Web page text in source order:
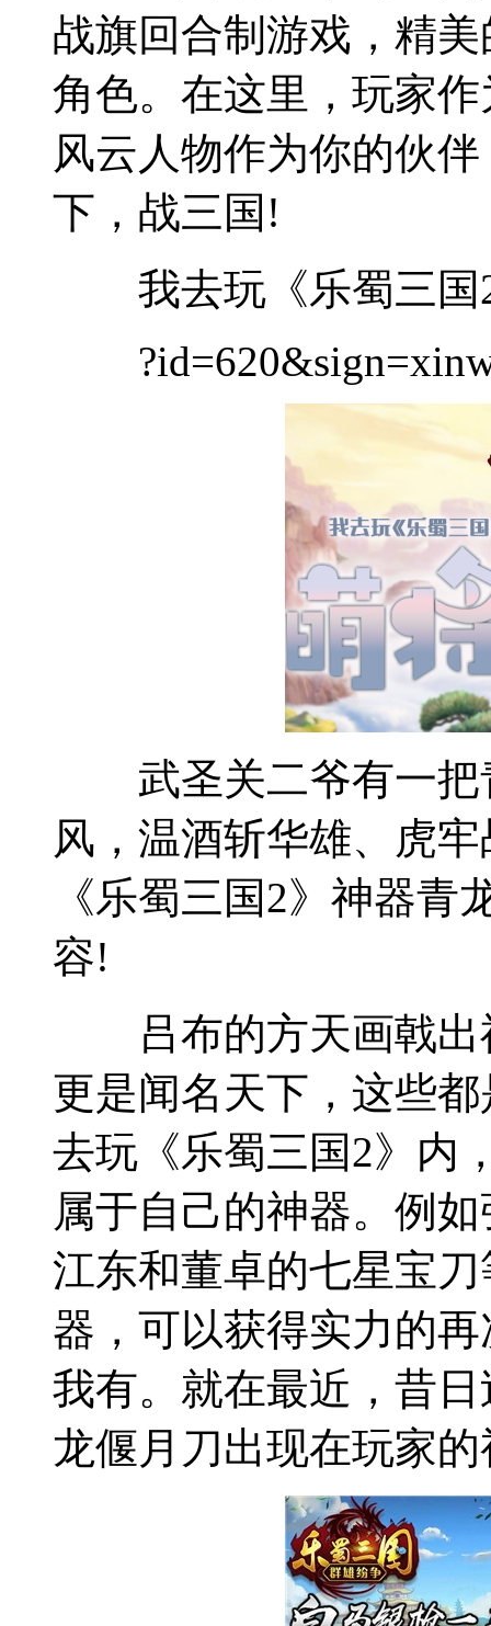
战旗回合制游戏，精
角色。在这里，玩家
风云人物作为你的伙
下，战三国!
我去玩《乐蜀三国
武圣关二爷有一把
风，温酒斩华雄、虎
《乐蜀三国2》神器
容!
吕布的方天画戟出
更是闻名天下，这些
去玩《乐蜀三国2》内
属于自己的神器。例
江东和董卓的七星宝
器，可以获得实力的
我有。就在最近，昔
龙偃月刀出现在玩家